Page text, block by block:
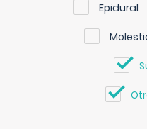
Epidural